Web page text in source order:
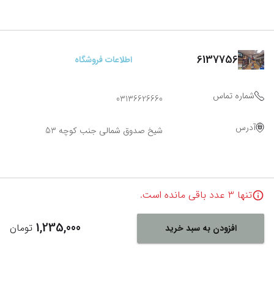
تنها 3 عدد باقی مانده است.
افزودن به سبد خرید 1,235,000 تومان
6137756 اطلاعات فروشگاه
شماره تماس 03136626660
آدرس شیخ صدوق شمالی جنب کوچه 53